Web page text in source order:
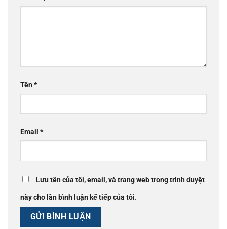
Tên*
Email *
Lưu tên của tôi, email, và trang web trong trình duyệt
này cho lần bình luận kế tiếp của tôi.